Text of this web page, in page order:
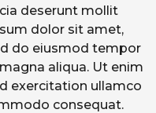
deserunt mollit
dolor sit amet,
do eiusmod tempor
aliqua. Ut enim
exercitation ullamco
consequat.